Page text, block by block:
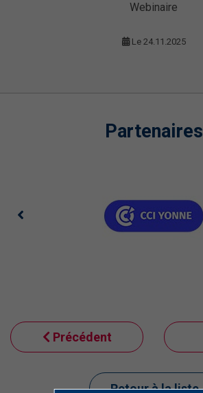
Webinaire
Le 24.11.2025
Partenaires
Précédent
Retour à la liste